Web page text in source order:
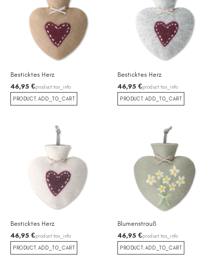
Besticktes Herz
46,95 €product.tax_info
PRODUCT.ADD_TO_CART
Besticktes Herz
46,95 €product.tax_info
PRODUCT.ADD_TO_CART
Besticktes Herz
46,95 €product.tax_info
PRODUCT.ADD_TO_CART
Blumenstrauß
46,95 €product.tax_info
PRODUCT.ADD_TO_CART